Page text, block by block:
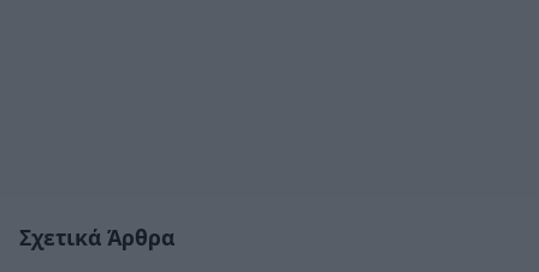
Σχετικά Άρθρα